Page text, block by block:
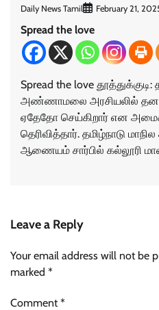
Daily News Tamil February 21,
Spread the love
Spread the love
அண்ணாமலை அரசியலில்
ஏதேதோ செய்கிறார் என
தெரிவித்தார். தமிழ்நாடு
ஆணையம் சார்பில் கல்லூரி
Leave a Reply
Your email address will not be
marked *
Comment*